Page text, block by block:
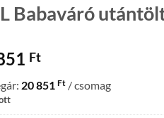
Babaváró
Ft
20 851 Ft / csomag